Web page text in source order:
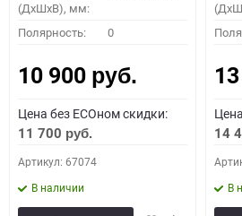
(ДхШхВ), мм:
Полярность: 0
10 900 руб.
Цена без ECOном скидки:
11 700 руб.
Артикул: 67074
В наличии
14
В